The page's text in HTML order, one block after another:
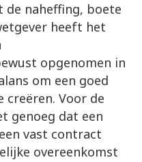
de naheffing, boete
heeft het
opgenomen in
om een goed
Voor de
genoeg dat een
vast contract
overeenkomst